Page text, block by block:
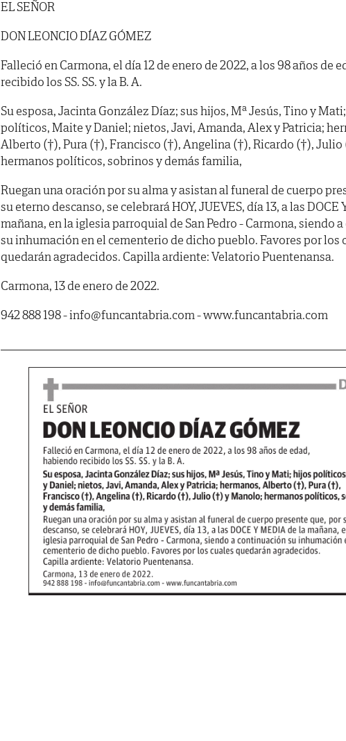
EL SEÑOR
DON LEONCIO DÍAZ GÓMEZ
Falleció en Carmona, el día 12 de enero de 2022, a los 98 años de
recibido los SS. SS. y la B. A.
Su esposa, Jacinta González Díaz; sus hijos, Mª Jesús, Tino y
políticos, Maite y Daniel; nietos, Javi, Amanda, Alex y Patricia;
Alberto (†), Pura (†), Francisco (†), Angelina (†), Ricardo (†),
hermanos políticos, sobrinos y demás familia,
Ruegan una oración por su alma y asistan al funeral de cuerpo
su eterno descanso, se celebrará HOY, JUEVES, día 13, a las DOCE
mañana, en la iglesia parroquial de San Pedro - Carmona, siendo
su inhumación en el cementerio de dicho pueblo. Favores por los
quedarán agradecidos. Capilla ardiente: Velatorio Puentenansa.
Carmona, 13 de enero de 2022.
942 888 198 - info@funcantabria.com - www.funcantabria.com